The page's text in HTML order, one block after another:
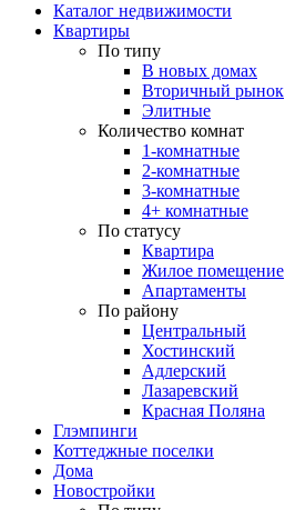
Каталог недвижимости
Квартиры
По типу
В новых домах
Вторичный рынок
Элитные
Количество комнат
1-комнатные
2-комнатные
3-комнатные
4+ комнатные
По статусу
Квартира
Жилое помещение
Апартаменты
По району
Центральный
Хостинский
Адлерский
Лазаревский
Красная Поляна
Глэмпинги
Коттеджные поселки
Дома
Новостройки